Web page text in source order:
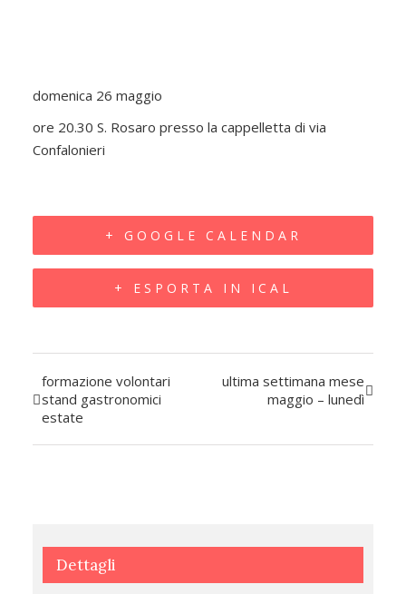
domenica 26 maggio
ore 20.30 S. Rosaro presso la cappelletta di via
Confalonieri
+ GOOGLE CALENDAR
+ ESPORTA IN ICAL
Evento
Navigazione
formazione volontari
stand gastronomici
estate
ultima settimana mese
maggio – lunedì
Dettagli